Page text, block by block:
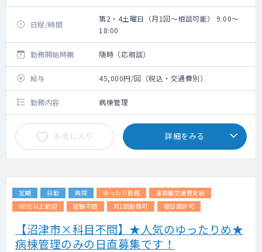
日程/時間
第2・4土曜日（月1回～相談可能） 9:00～
18:00
勤務開始時期 随時（応相談）
給与 45,000円/回（税込・交通費別）
勤務内容 病棟管理
お気に入り 詳細をみる
定期 日勤 病院 ゆったり勤務
遠距離交通費支給
60代以上歓迎
経験不問 月1回勤務可 宿日直許可
【沼津市×科目不問】★人気のゆったりめ★
病棟管理のみの日直募集です！